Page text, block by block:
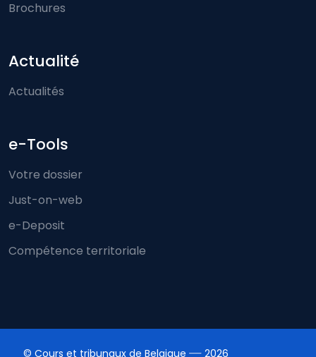
Brochures
Actualité
Actualités
e-Tools
Votre dossier
Just-on-web
e-Deposit
Compétence territoriale
© Cours et tribunaux de Belgique 2026